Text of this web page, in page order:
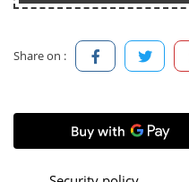
Share on :